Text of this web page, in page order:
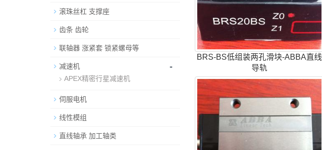
BRS-BS低组装两孔滑块-ABBA直线
导轨
滚珠丝杠 支撑座
齿条 齿轮
联轴器 涨紧套 锁紧螺母等
减速机 -
APEX精密行星减速机
伺服电机
线性模组
直线轴承 加工轴类